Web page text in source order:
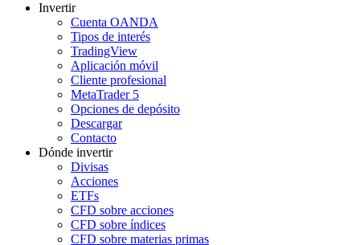
Invertir
Cuenta OANDA
Tipos de interés
TradingView
Aplicación móvil
Cliente profesional
MetaTrader 5
Opciones de depósito
Descargar
Contacto
Dónde invertir
Divisas
Acciones
ETFs
CFD sobre acciones
CFD sobre índices
CFD sobre materias primas